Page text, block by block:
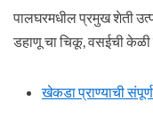
पालघरमधील प्रमुख शेती
डहाणू चा चिकू, वसईची केळी
खेकडा प्राण्याची संपूर्ण